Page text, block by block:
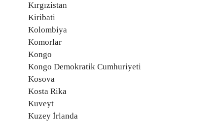
Kırgızistan
Kiribati
Kolombiya
Komorlar
Kongo
Kongo Demokratik Cumhuriyeti
Kosova
Kosta Rika
Kuveyt
Kuzey İrlanda